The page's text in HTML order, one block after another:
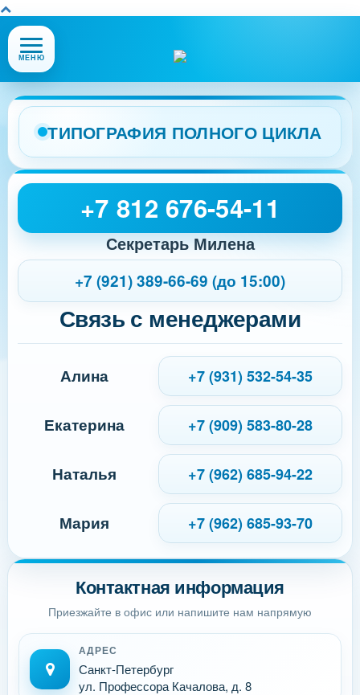
Открыть
или
меню
сайта
МЕНЮ
ТИПОГРАФИЯ ПОЛНОГО ЦИКЛА
Контактная информация
Приезжайте в офис или напишите нам напрямую
АДРЕС
Санкт-Петербург
ул. Профессора Качалова, д. 8
+7 812 676-54-11
Секретарь Милена
+7 (921) 389-66-69 (до 15:00)
Связь с менеджерами
Алина +7 (931) 532-54-35
Екатерина +7 (909) 583-80-28
Наталья +7 (962) 685-94-22
Мария +7 (962) 685-93-70